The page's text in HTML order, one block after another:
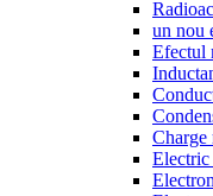
un nou
Efectul
Charge
Electric